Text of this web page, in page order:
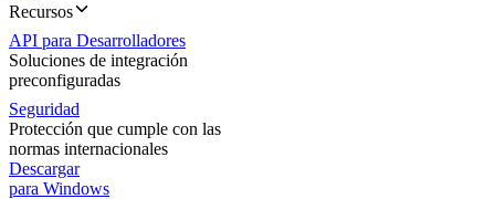
Recursos
API para Desarrolladores
Soluciones de integración
preconfiguradas
Seguridad
Protección que cumple con las
normas internacionales
Descargar
para Windows